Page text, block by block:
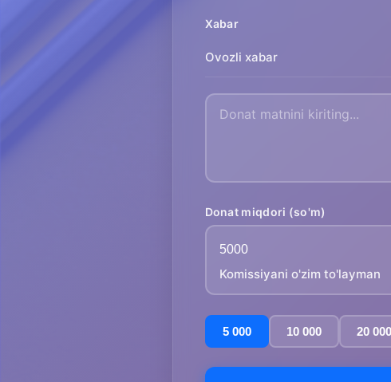
Xabar
Ovozli xabar
Donat miqdori (so'm)
Komissiyani o'zim to'layman
5 000
10 000 20 000